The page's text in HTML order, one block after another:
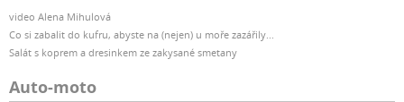
video Alena Mihulová
Co si zabalit do kufru, abyste na (nejen) u moře zazářily...
Salát s koprem a dresinkem ze zakysané smetany
Auto-moto